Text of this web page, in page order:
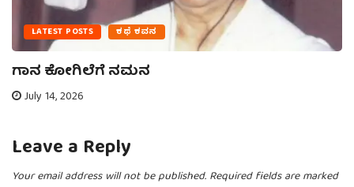
LATEST POSTS ಕಥೆ ಕವನ
ಗಾನ ಕೋಗಿಲೆಗೆ ನಮನ
July 14, 2026
Leave a Reply
Your email address will not be published. Required fields are marked